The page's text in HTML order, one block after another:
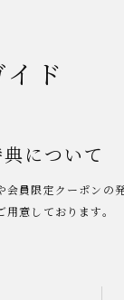
ド
について
会員限定クーポンの
意しております。